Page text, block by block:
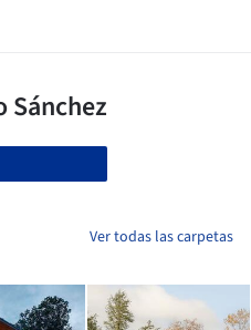
Ver todas las carpetas